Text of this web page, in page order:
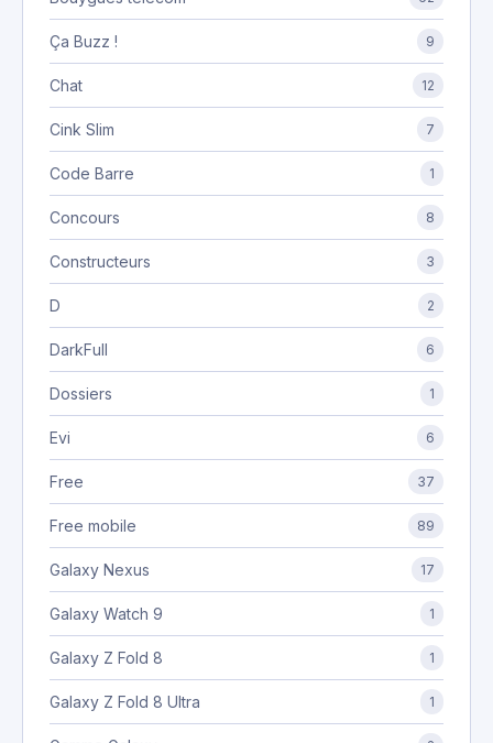
Ça Buzz ! 9
Chat 12
Cink Slim 7
Code Barre 1
Concours 8
Constructeurs 3
D 2
DarkFull 6
Dossiers 1
Evi 6
Free 37
Free mobile 89
Galaxy Nexus 17
Galaxy Watch 9 1
Galaxy Z Fold 8 1
Galaxy Z Fold 8 Ultra 1